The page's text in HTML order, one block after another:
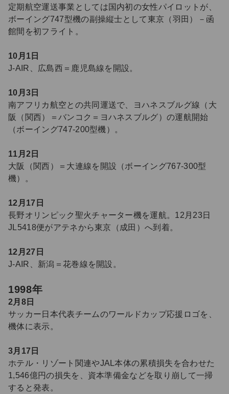
定期航空運送事業としては国内初の女性パイロットが、
ボーイング747型機の副操縦士として東京（羽田）－函
館間を初フライト。
10月1日
J-AIR、広島西＝鹿児島線を開設。
10月3日
南アフリカ航空との共同運送で、ヨハネスブルグ線（大
阪（関西）＝バンコク＝ヨハネスブルグ）の運航開始
（ボーイング747-200型機）。
11月2日
大阪（関西）＝大連線を開設（ボーイング767-300型
機）。
12月17日
長野オリンピック聖火チャーター機を運航。12月23日
JL5418便がアテネから東京（成田）へ到着。
12月27日
J-AIR、新潟＝花巻線を開設。
1998年
2月8日
サッカー日本代表チームのワールドカップ応援ロゴを、
機体に表示。
3月17日
ホテル・リゾート関連やJAL本体の累積損失を合わせた
1,546億円の損失を、資本準備金などを取り崩して一掃
すると発表。